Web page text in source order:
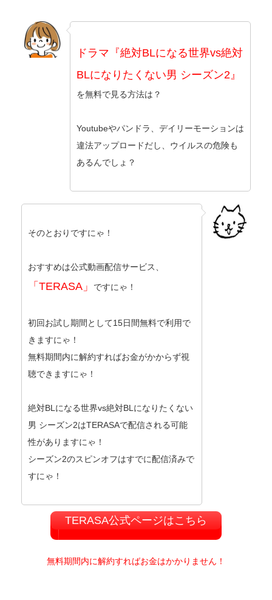
ドラマ『絶対BLになる世界vs絶対
BLになりたくない男 シーズン2』
を無料で見る方法は？
Youtubeやパンドラ、デイリーモーションは
違法アップロードだし、ウイルスの危険も
あるんでしょ？
そのとおりですにゃ！
おすすめは公式動画配信サービス、
「TERASA」 ですにゃ！
初回お試し期間として15日間無料で利用で
きますにゃ！
無料期間内に解約すればお金がかからず視
聴できますにゃ！
絶対BLになる世界vs絶対BLになりたくない
男 シーズン2はTERASAで配信される可能
性がありますにゃ！
シーズン2のスピンオフはすでに配信済みで
すにゃ！
TERASA公式ページはこちら
無料期間内に解約すればお金はかかりません！